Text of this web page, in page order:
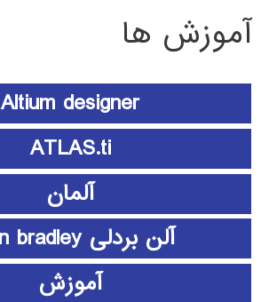
آموزش ها
Altium designer
ATLAS.ti
آلمان
آلن بردلی Allen bradley
آموزش